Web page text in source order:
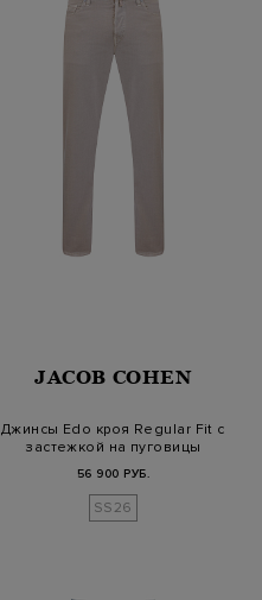
JACOB COHEN
Джинсы Edo кроя Regular Fit с
застежкой на пуговицы
56 900 РУБ.
SS26